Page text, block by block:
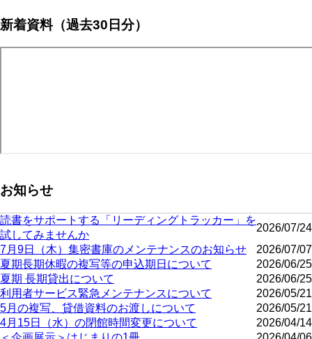
新着資料（過去30日分）
お知らせ
読書をサポートする「リーディングトラッカー」を
試してみませんか
2026/07/24
7月9日（木）集密書庫のメンテナンスのお知らせ
2026/07/07
夏期長期休暇の複写等の申込期日について
2026/06/25
夏期 長期貸出について
2026/06/25
利用者サービス緊急メンテナンスについて
2026/05/21
5月の複写、貸借資料のお渡しについて
2026/05/21
4月15日（水）の閉館時間変更について
2026/04/14